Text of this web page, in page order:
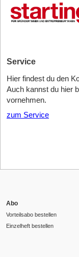
Service
Hier findest du den
Auch kannst du hier
vornehmen.
zum Service
Abo
Vorteilsabo bestellen
Einzelheft bestellen